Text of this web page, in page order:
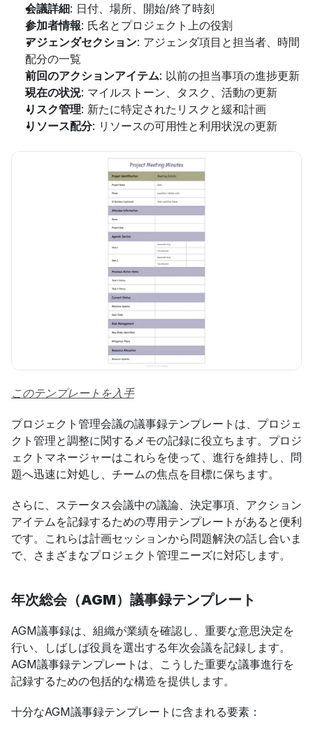
会議詳細: 日付、場所、開始/終了時刻
参加者情報: 氏名とプロジェクト上の役割
アジェンダセクション: アジェンダ項目と担当者、時間
配分の一覧
前回のアクションアイテム: 以前の担当事項の進捗更新
現在の状況: マイルストーン、タスク、活動の更新
リスク管理: 新たに特定されたリスクと緩和計画
リソース配分: リソースの可用性と利用状況の更新
このテンプレートを入手
プロジェクト管理会議の議事録テンプレートは、プロジェ
クト管理と調整に関するメモの記録に役立ちます。プロジ
ェクトマネージャーはこれらを使って、進行を維持し、問
題へ迅速に対処し、チームの焦点を目標に保ちます。
さらに、ステータス会議中の議論、決定事項、アクション
アイテムを記録するための専用テンプレートがあると便利
です。これらは計画セッションから問題解決の話し合いま
で、さまざまなプロジェクト管理ニーズに対応します。
年次総会（AGM）議事録テンプレート
AGM議事録は、組織が業績を確認し、重要な意思決定を
行い、しばしば役員を選出する年次会議を記録します。
AGM議事録テンプレートは、こうした重要な議事進行を
記録するための包括的な構造を提供します。
十分なAGM議事録テンプレートに含まれる要素：